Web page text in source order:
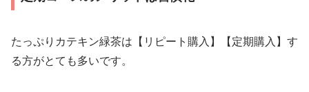
たっぷりカテキン緑茶は【リピート購入】【定期購入】す
る方がとても多いです。